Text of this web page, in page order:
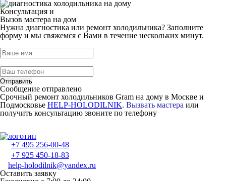
Консультация и
Вызов мастера на дом
Нужна диагностика или ремонт холодильника? Заполните
форму и мы свяжемся с Вами в течение нескольких минут.
Отправить
Сообщение отправлено
Срочный ремонт холодильников Gram на дому в Москве и
Подмосковье HELP-HOLODILNIK. Вызвать мастера или
получить консультацию звоните по телефону
+7 495 256-00-48
+7 925 450-18-83
help-holodilnik@yandex.ru
Оставить заявку